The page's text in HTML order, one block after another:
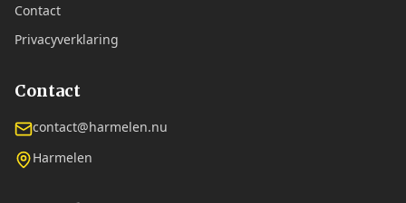
Contact
Privacyverklaring
Contact
contact@harmelen.nu
Harmelen